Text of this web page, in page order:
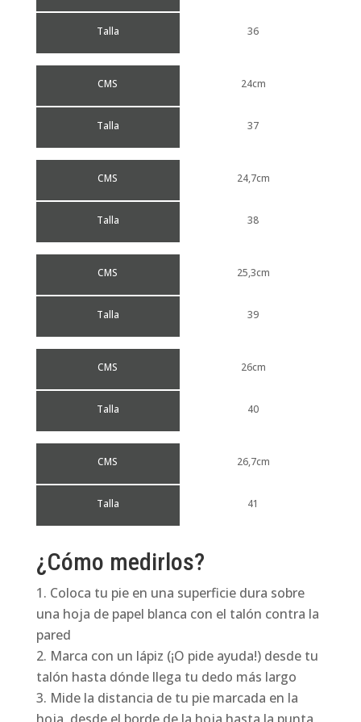
Talla 36
CMS
Talla
24cm
37
CMS
Talla
24,7cm
38
CMS
Talla
25,3cm
39
CMS
Talla
26cm
40
CMS
Talla
26,7cm
41
¿Cómo medirlos?
Coloca tu pie en una superficie dura sobre
una hoja de papel blanca con el talón contra la
pared
Marca con un lápiz (¡O pide ayuda!) desde tu
talón hasta dónde llega tu dedo más largo
Mide la distancia de tu pie marcada en la